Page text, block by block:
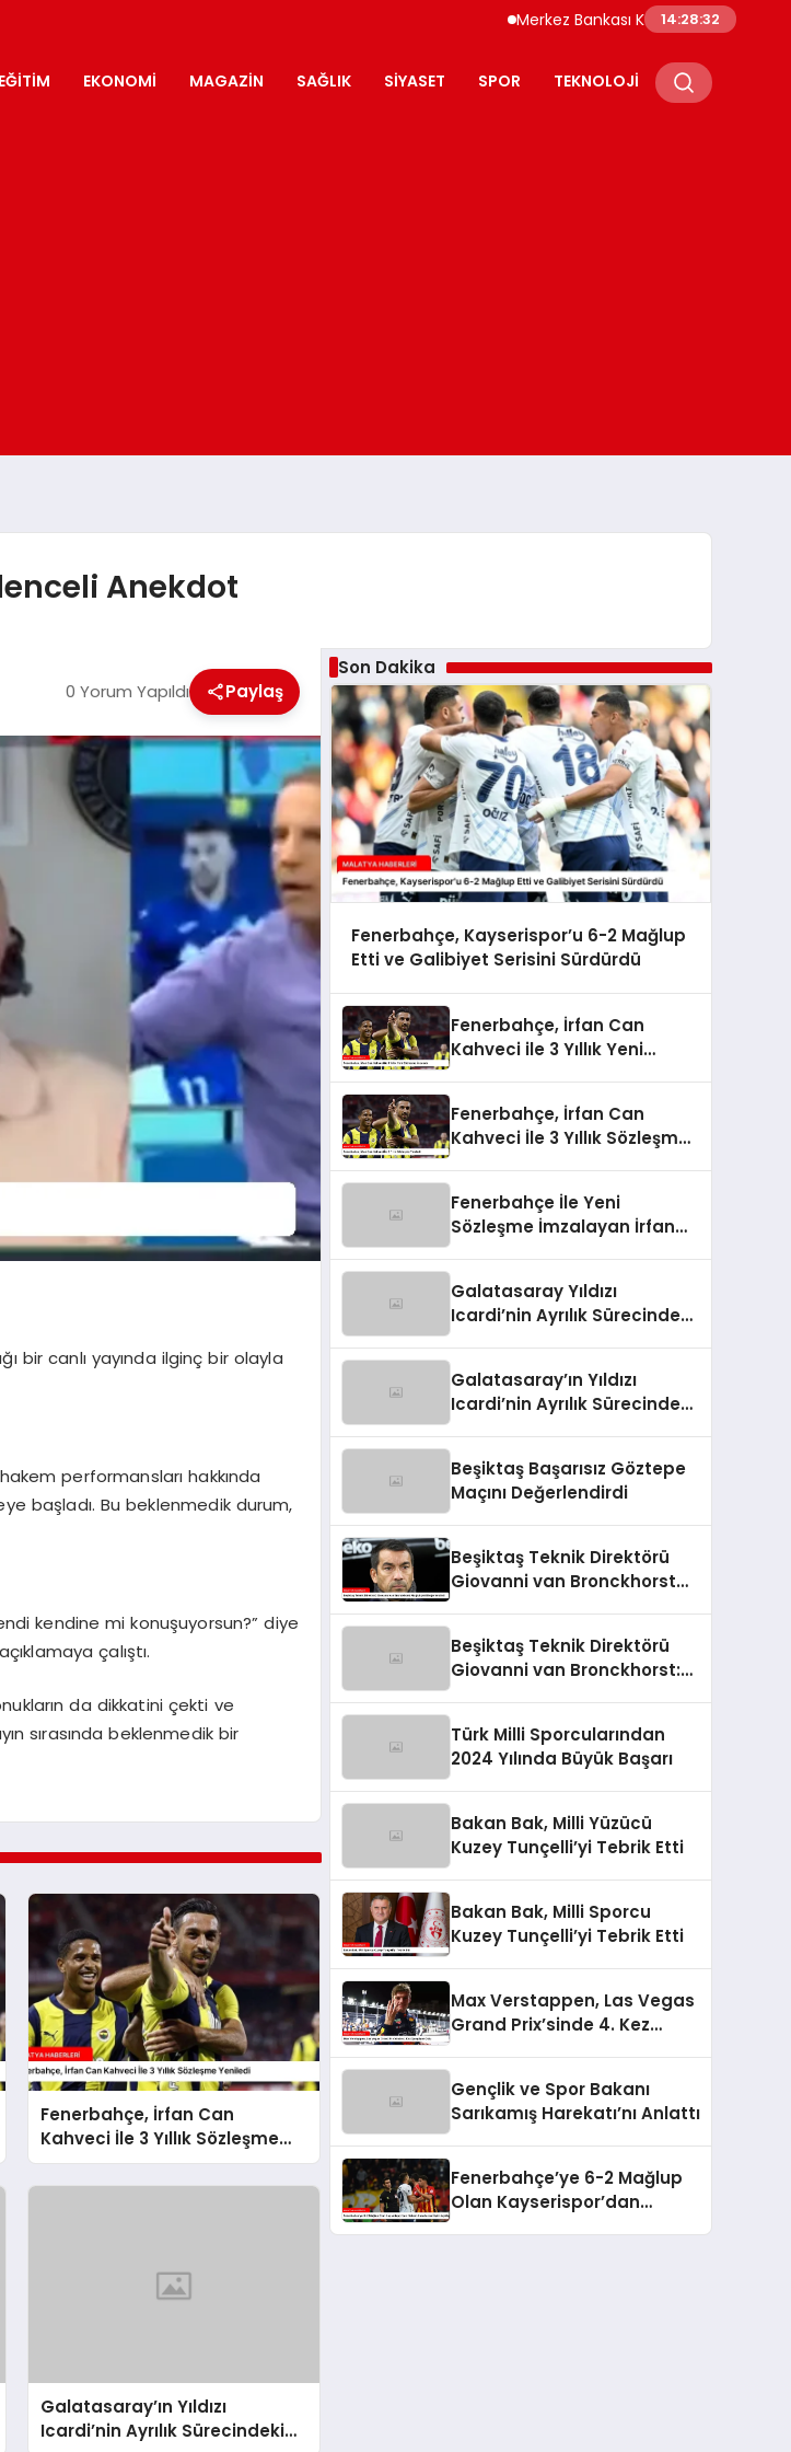
Merkez Bankası Kripto Varlık Merkezi
14:28:33
EĞITIM EKONOMI MAGAZIN SAĞLIK SIYASET SPOR TEKNOLOJI
Anekdot
0 Yorum Yapıldı Paylaş
bir canlı yayında ilginç bir olayla
performansları hakkında
başladı. Bu beklenmedik durum,
kendine mi konuşuyorsun?” diye
çalıştı.
da dikkatini çekti ve
sırasında beklenmedik bir
Fenerbahçe, İrfan Can
Kahveci İle 3 Yıllık Sözleşme
Yeniledi
Galatasaray’ın Yıldızı
Icardi’nin Ayrılık Sürecindeki
Son Dakika
Fenerbahçe, Kayserispor’u 6-2 Mağlup
Etti ve Galibiyet Serisini Sürdürdü
Fenerbahçe, İrfan Can
Kahveci ile 3 Yıllık Yeni
Fenerbahçe, İrfan Can
Kahveci İle 3 Yıllık Sözleşme
Fenerbahçe İle Yeni
Sözleşme İmzalayan İrfan
Galatasaray Yıldızı
Icardi’nin Ayrılık Sürecindeki
Galatasaray’ın Yıldızı
Icardi’nin Ayrılık Sürecindeki
Beşiktaş Başarısız Göztepe
Maçını Değerlendirdi
Beşiktaş Teknik Direktörü
Giovanni van Bronckhorst
Beşiktaş Teknik Direktörü
Giovanni van Bronckhorst:
Türk Milli Sporcularından
2024 Yılında Büyük Başarı
Bakan Bak, Milli Yüzücü
Kuzey Tunçelli’yi Tebrik Etti
Bakan Bak, Milli Sporcu
Kuzey Tunçelli’yi Tebrik Etti
Max Verstappen, Las Vegas
Grand Prix’sinde 4. Kez
Gençlik ve Spor Bakanı
Sarıkamış Harekatı’nı Anlattı
Fenerbahçe’ye 6-2 Mağlup
Olan Kayserispor’dan